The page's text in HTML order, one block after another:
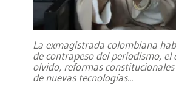
La exmagistrada colombiana
de contrapeso del periodismo, el
olvido, reformas
de nuevas tecnologías...